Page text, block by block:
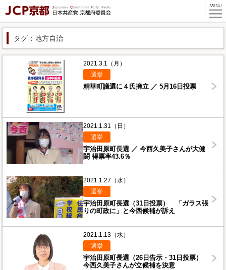
タグ：地方自治
2021.3.1（月）
選挙
精華町議選に４氏擁立 ／ 5月16日投票
2021.1.31（日）
選挙
宇治田原町長選 ／ 今西久美子さんが大健
闘 得票率43.6％
2021.1.27（水）
選挙
宇治田原町長選（31日投票） 「ガラス張
りの町政に」と今西候補が訴え
2021.1.13（水）
選挙
宇治田原町長選（26日告示・31日投票）
今西久美子さんが立候補を決意